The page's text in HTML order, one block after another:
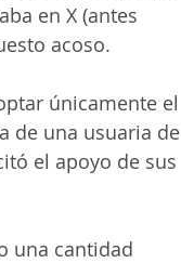
en X (antes
acoso.
únicamente el
de una usuaria de
el apoyo de sus
una cantidad